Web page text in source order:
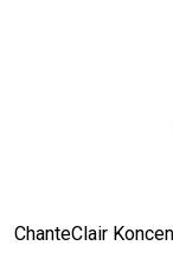
ChanteClair